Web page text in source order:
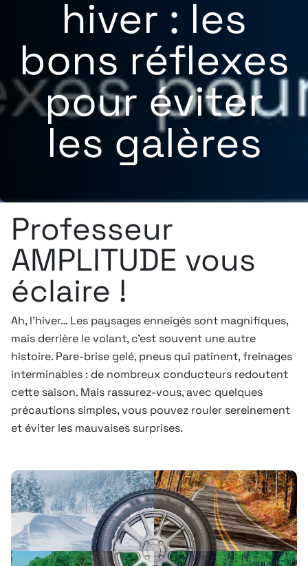
hiver : les
bons réflexes
pour éviter
les galères
Professeur
AMPLITUDE vous
éclaire !
Ah, l’hiver… Les paysages enneigés sont magnifiques,
mais derrière le volant, c’est souvent une autre
histoire. Pare-brise gelé, pneus qui patinent, freinages
interminables : de nombreux conducteurs redoutent
cette saison. Mais rassurez-vous, avec quelques
précautions simples, vous pouvez rouler sereinement
et éviter les mauvaises surprises.